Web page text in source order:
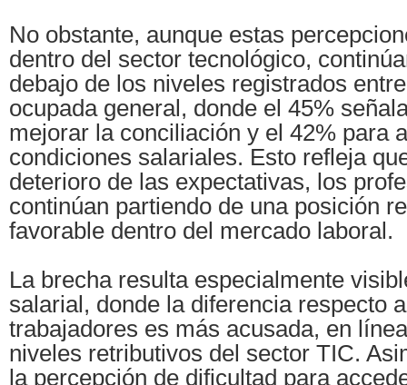
No obstante, aunque estas
dentro del sector tecnológico,
debajo de los niveles registrados
ocupada general, donde el 45%
mejorar la conciliación y el 42% para
condiciones salariales. Esto refleja
deterioro de las expectativas, los
continúan partiendo de una posición
favorable dentro del mercado laboral.
La brecha resulta especialmente
salarial, donde la diferencia respecto
trabajadores es más acusada, en
niveles retributivos del sector TIC.
la percepción de dificultad para